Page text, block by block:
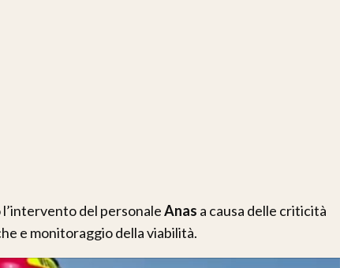
l’intervento del personaleAnas a causa delle criticità
e monitoraggio della viabilità.